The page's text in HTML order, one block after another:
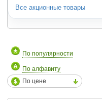
Все акционные товары
По популярности
По алфавиту
По цене